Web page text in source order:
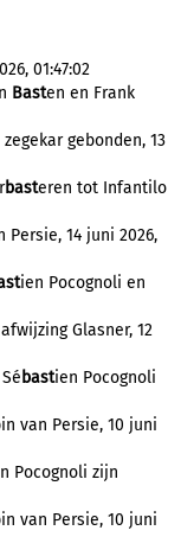
01:47:02
Basten en Frank
gebonden, 13
basteren tot Infantilo
14 juni 2026,
ien Pocognoli en
Glasner, 12
bastien Pocognoli
van Persie, 10 juni
Pocognoli zijn
van Persie, 10 juni